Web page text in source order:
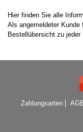
Hier finden Sie alle
Als angemeldeter
Bestellübersicht zu
Zahlungsarten